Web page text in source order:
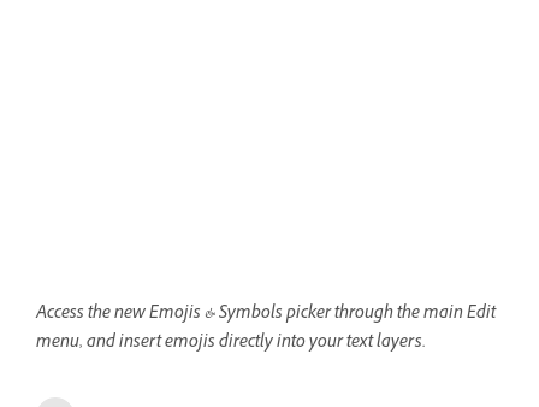
Access the new Emojis & Symbols picker through the main Edit
menu, and insert emojis directly into your text layers.